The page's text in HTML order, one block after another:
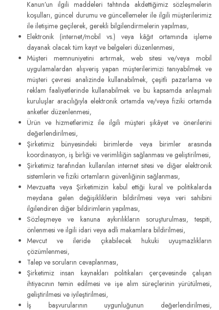
Kanun’un ilgili maddeleri tahtında akdettiğimiz sözleşmelerin
koşulları, güncel durumu ve güncellemeler ile ilgili müşterilerimiz
ile iletişime geçilerek, gerekli bilgilendirmelerin yapılması,
Elektronik (internet/mobil vs.) veya kâğıt ortamında işleme
dayanak olacak tüm kayıt ve belgeleri düzenlenmesi,
Müşteri memnuniyetini artırmak, web sitesi ve/veya mobil
uygulamalardan alışveriş yapan müşterilerimizi tanıyabilmek ve
müşteri çevresi analizinde kullanabilmek, çeşitli pazarlama ve
reklam faaliyetlerinde kullanabilmek ve bu kapsamda anlaşmalı
kuruluşlar aracılığıyla elektronik ortamda ve/veya fiziki ortamda
anketler düzenlenmesi,
Ürün ve hizmetlerimiz ile ilgili müşteri şikâyet ve önerilerini
değerlendirilmesi,
Şirketimiz bünyesindeki birimlerde veya birimler arasında
koordinasyon, iş birliği ve verimliliğin sağlanması ve geliştirilmesi,
Şirketimiz tarafından kullanılan internet sitesi ve diğer elektronik
sistemlerin ve fiziki ortamların güvenliğinin sağlanması,
Mevzuatta veya Şirketimizin kabul ettiği kural ve politikalarda
meydana gelen değişikliklerin bildirilmesi veya veri sahibini
ilgilendiren diğer bildirimlerin yapılması,
Sözleşmeye ve kanuna aykırılıkların soruşturulması, tespiti,
önlenmesi ve ilgili idari veya adli makamlara bildirilmesi,
Mevcut ve ileride çıkabilecek hukuki uyuşmazlıkların
çözümlenmesi,
Talep ve soruların cevaplanması,
Şirketimiz insan kaynakları politikaları çerçevesinde çalışan
ihtiyacının temin edilmesi ve işe alım süreçlerinin yürütülmesi,
geliştirilmesi ve iyileştirilmesi,
İş başvurularının uygunluğunun değerlendirilmesi,